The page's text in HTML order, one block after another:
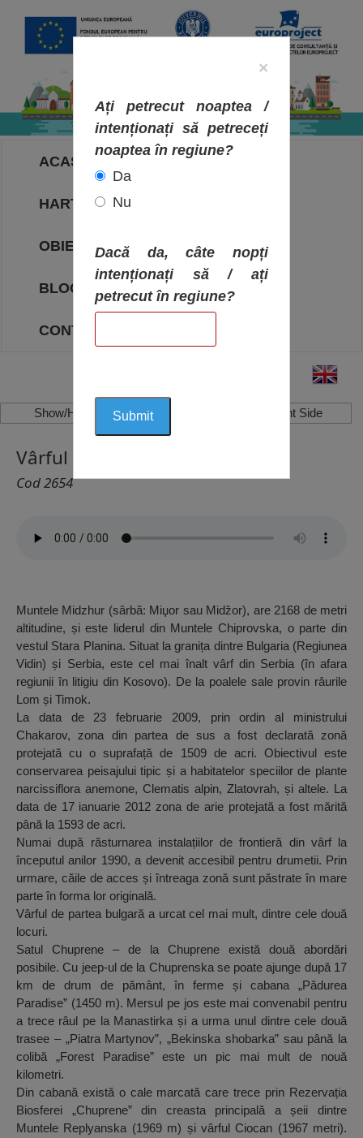
ACASA
HARTA OBIECTIVELOR
OBIECTIVE
BLOG
CONTACT
Show/Hide Left Side Show/Hide Right Side
Vârful Midzhur, Vidin
Cod 2654
Muntele Midzhur (sârbă: Miџor sau Midžor), are 2168 de metri
altitudine, și este liderul din Muntele Chiprovska, o parte din
vestul Stara Planina. Situat la granița dintre Bulgaria (Regiunea
Vidin) și Serbia, este cel mai înalt vârf din Serbia (în afara
regiunii în litigiu din Kosovo). De la poalele sale provin râurile
Lom și Timok.
La data de 23 februarie 2009, prin ordin al ministrului
Chakarov, zona din partea de sus a fost declarată zonă
protejată cu o suprafață de 1509 de acri. Obiectivul este
conservarea peisajului tipic și a habitatelor speciilor de plante
narcissiflora anemone, Clematis alpin, Zlatovrah, și altele. La
data de 17 ianuarie 2012 zona de arie protejată a fost mărită
până la 1593 de acri.
Numai după răsturnarea instalațiilor de frontieră din vârf la
începutul anilor 1990, a devenit accesibil pentru drumetii. Prin
urmare, căile de acces și întreaga zonă sunt păstrate în mare
parte în forma lor originală.
Vârful de partea bulgară a urcat cel mai mult, dintre cele două
locuri.
Satul Chuprene – de la Chuprene există două abordări
posibile. Cu jeep-ul de la Chuprenska se poate ajunge după 17
km de drum de pământ, în ferme și cabana „Pădurea
Paradise” (1450 m). Mersul pe jos este mai convenabil pentru
a trece râul pe la Manastirka și a urma unul dintre cele două
trasee – „Piatra Martynov”, „Bekinska shobarka” sau până la
colibă „Forest Paradise” este un pic mai mult de nouă
kilometri.
Din cabană există o cale marcată care trece prin Rezervația
Biosferei „Chuprene” din creasta principală a șeii dintre
Muntele Replyanska (1969 m) și vârful Ciocan (1967 metri).
×
Ați petrecut noaptea /
intenționați să petreceți
noaptea în regiune?
Da
Nu
Dacă da, câte nopți
intenționați să / ați
petrecut în regiune?